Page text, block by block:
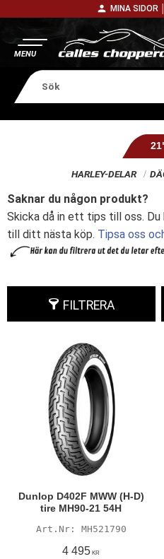
person MINA SIDOR │
HARLEY-DELAR
Saknar du någon produkt?
Skicka då in ett tips till oss.
till ditt nästa köp. Tipsa oss
FILTRERA
Dunlop D402F MWW (H-D)
tire MH90-21 54H
MH521790
4 495 KR